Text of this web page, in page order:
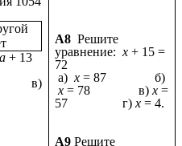
а + 13
А8 Решите
уравнение:х + 15 =
72
а)х = 87 б)
х = 78 в)х =
57 г)х = 4.
А9 Решите